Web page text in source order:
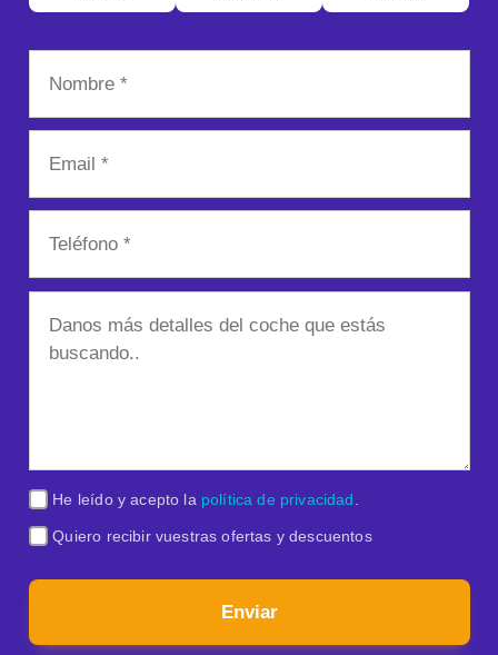
He leído y acepto la política de privacidad
Quiero recibir vuestras ofertas y descuentos
Enviar